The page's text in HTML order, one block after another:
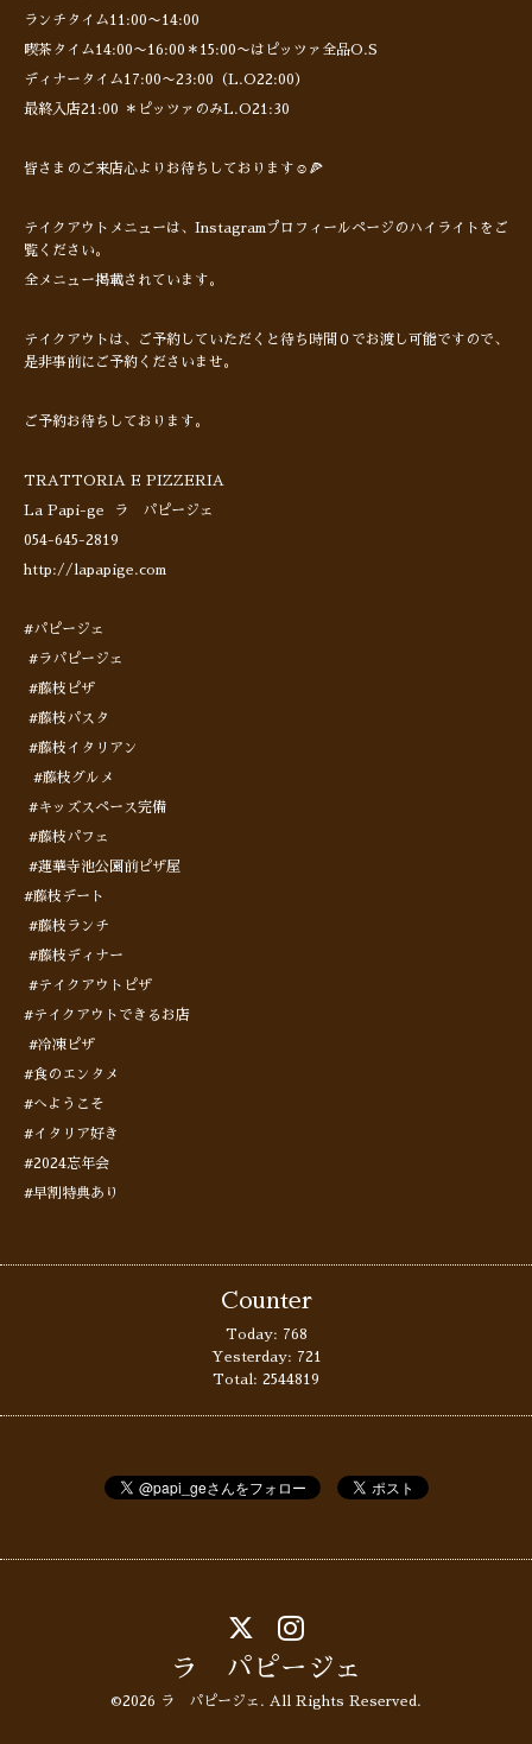
ランチタイム11:00〜14:00
喫茶タイム14:00〜16:00＊15:00〜はピッツァ全品O.S
ディナータイム17:00〜23:00（L.O22:00）
最終入店21:00 ＊ピッツァのみL.O21:30
皆さまのご来店心よりお待ちしております☺️🍕
テイクアウトメニューは、Instagramプロフィールページのハイライトをご
覧ください。
全メニュー掲載されています。
テイクアウトは、ご予約していただくと待ち時間０でお渡し可能ですので、
是非事前にご予約くださいませ。
ご予約お待ちしております。
TRATTORIA E PIZZERIA
La Papi-ge ラ パピージェ
054-645-2819
http://lapapige.com
#パピージェ
#ラパピージェ
#藤枝ピザ
#藤枝パスタ
#藤枝イタリアン
#藤枝グルメ
#キッズスペース完備
#藤枝パフェ
#蓮華寺池公園前ピザ屋
#藤枝デート
#藤枝ランチ
#藤枝ディナー
#テイクアウトピザ
#テイクアウトできるお店
#冷凍ピザ
#食のエンタメ
#へようこそ
#イタリア好き
#2024忘年会
#早割特典あり
Counter
Today: 768
Yesterday: 721
Total: 2544819
ラ パピージェ
©2026 ラ パピージェ . All Rights Reserved.